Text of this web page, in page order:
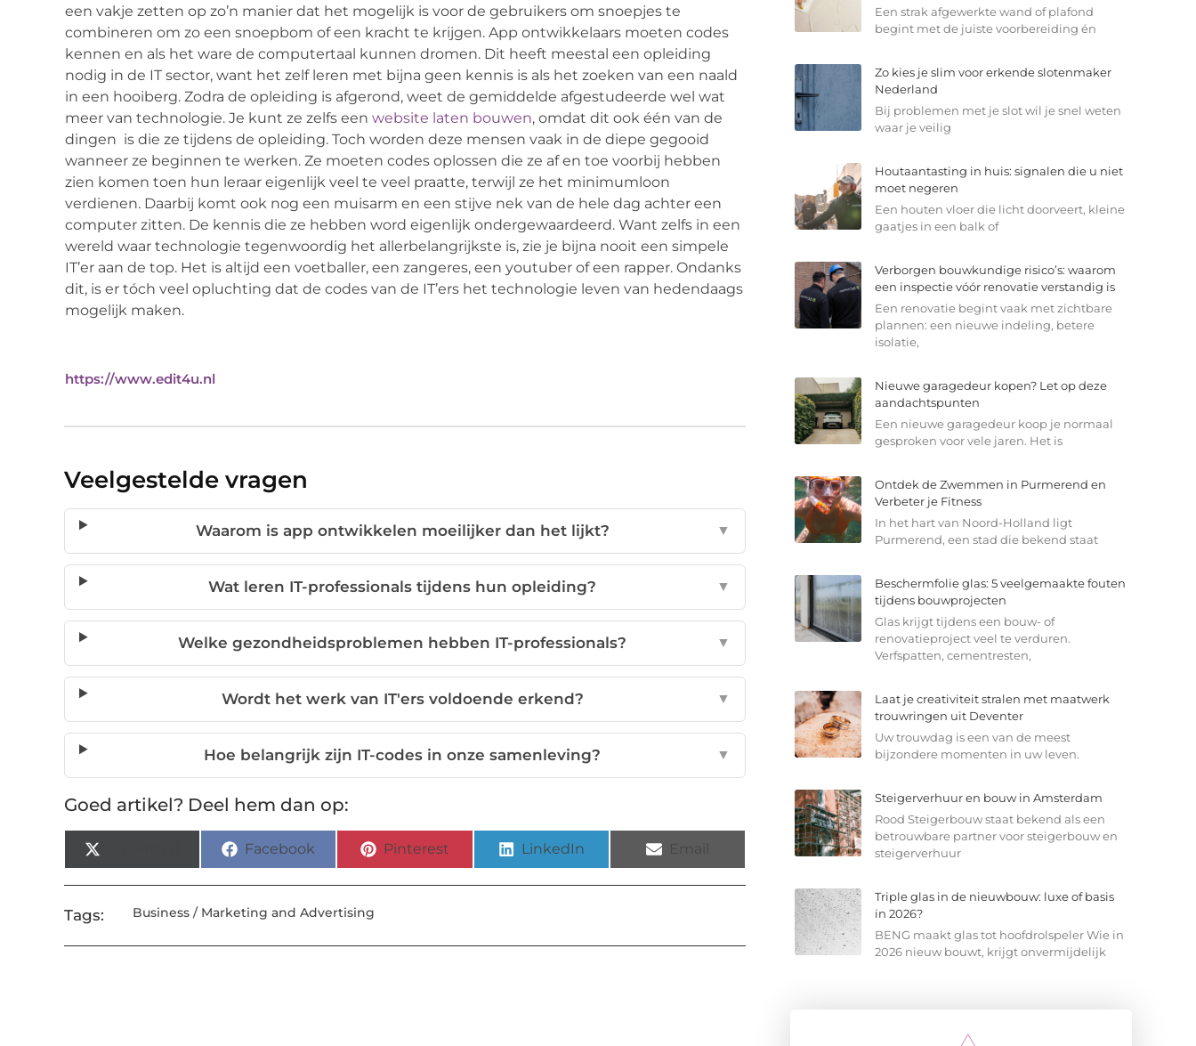
een vakje zetten op zo’n manier dat het mogelijk is voor de gebruikers om snoepjes te
combineren om zo een snoepbom of een kracht te krijgen. App ontwikkelaars moeten codes
kennen en als het ware de computertaal kunnen dromen. Dit heeft meestal een opleiding
nodig in de IT sector, want het zelf leren met bijna geen kennis is als het zoeken van een naald
in een hooiberg. Zodra de opleiding is afgerond, weet de gemiddelde afgestudeerde wel wat
meer van technologie. Je kunt ze zelfs een website laten bouwen, omdat dit ook één van de
dingen is die ze tijdens de opleiding. Toch worden deze mensen vaak in de diepe gegooid
wanneer ze beginnen te werken. Ze moeten codes oplossen die ze af en toe voorbij hebben
zien komen toen hun leraar eigenlijk veel te veel praatte, terwijl ze het minimumloon
verdienen. Daarbij komt ook nog een muisarm en een stijve nek van de hele dag achter een
computer zitten. De kennis die ze hebben word eigenlijk ondergewaardeerd. Want zelfs in een
wereld waar technologie tegenwoordig het allerbelangrijkste is, zie je bijna nooit een simpele
IT’er aan de top. Het is altijd een voetballer, een zangeres, een youtuber of een rapper. Ondanks
dit, is er tóch veel opluchting dat de codes van de IT’ers het technologie leven van hedendaags
mogelijk maken.
https://www.edit4u.nl
Veelgestelde vragen
Waarom is app ontwikkelen moeilijker dan het lijkt? ▼
Wat leren IT-professionals tijdens hun opleiding? ▼
Welke gezondheidsproblemen hebben IT-professionals? ▼
Wordt het werk van IT'ers voldoende erkend? ▼
Hoe belangrijk zijn IT-codes in onze samenleving? ▼
Goed artikel? Deel hem dan op:
Facebook Pinterest LinkedIn
Tags: Business / Marketing and Advertising
Een strak afgewerkte wand of plafond
begint met de juiste voorbereiding én
Zo kies je slim voor erkende slotenmaker
Nederland
Bij problemen met je slot wil je snel weten
waar je veilig
Houtaantasting in huis: signalen die u niet
moet negeren
Een houten vloer die licht doorveert, kleine
gaatjes in een balk of
Verborgen bouwkundige risico’s: waarom
een inspectie vóór renovatie verstandig is
Een renovatie begint vaak met zichtbare
plannen: een nieuwe indeling, betere
isolatie,
Nieuwe garagedeur kopen? Let op deze
aandachtspunten
Een nieuwe garagedeur koop je normaal
gesproken voor vele jaren. Het is
Ontdek de Zwemmen in Purmerend en
Verbeter je Fitness
In het hart van Noord-Holland ligt
Purmerend, een stad die bekend staat
Beschermfolie glas: 5 veelgemaakte fouten
tijdens bouwprojecten
Glas krijgt tijdens een bouw- of
renovatieproject veel te verduren.
Verfspatten, cementresten,
Laat je creativiteit stralen met maatwerk
trouwringen uit Deventer
Uw trouwdag is een van de meest
bijzondere momenten in uw leven.
Steigerverhuur en bouw in Amsterdam
Rood Steigerbouw staat bekend als een
betrouwbare partner voor steigerbouw en
steigerverhuur
Triple glas in de nieuwbouw: luxe of basis
in 2026?
BENG maakt glas tot hoofdrolspeler Wie in
2026 nieuw bouwt, krijgt onvermijdelijk